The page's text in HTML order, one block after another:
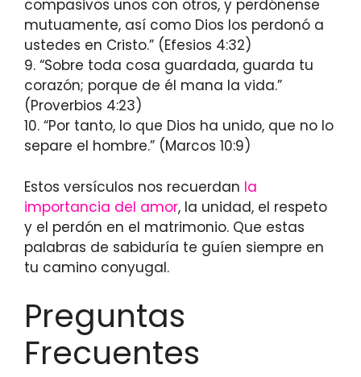
compasivos unos con otros, y perdónense
mutuamente, así como Dios los perdonó a
ustedes en Cristo.” (Efesios 4:32)
9. “Sobre toda cosa guardada, guarda tu
corazón; porque de él mana la vida.”
(Proverbios 4:23)
10. “Por tanto, lo que Dios ha unido, que no lo
separe el hombre.” (Marcos 10:9)
Estos versículos nos recuerdan la
importancia del amor, la unidad, el respeto
y el perdón en el matrimonio. Que estas
palabras de sabiduría te guíen siempre en
tu camino conyugal.
Preguntas
Frecuentes